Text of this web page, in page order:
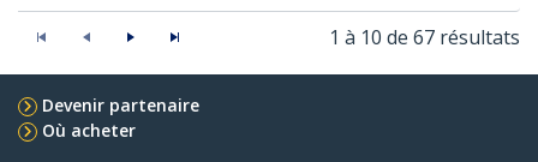
1 à 10 de 67 résultats
Devenir partenaire
Où acheter